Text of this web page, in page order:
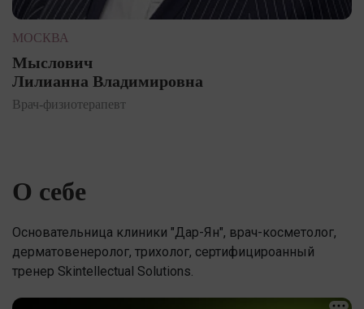
МОСКВА
Мыслович
Лилианна Владимировна
Врач-физиотерапевт
О себе
Основательница клиники "Дар-Ян", врач-косметолог,
дерматовенеролог, трихолог, сертифицироанный
тренер Skintellectual Solutions.